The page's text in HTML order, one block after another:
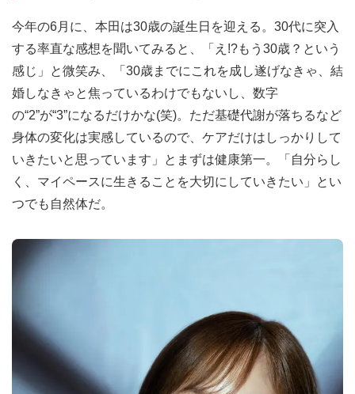
今年の6月に、本田は30歳の誕生日を迎える。30代に突入
する率直な感想を聞いてみると、「え!?もう30歳？という
感じ」と微笑み、「30歳までにこれを成し遂げなきゃ、結
婚しなきゃと焦っているわけでもないし、数字
の“2”が“3”になるだけかな(笑)。ただ基礎代謝が落ちるなど
身体の変化は実感しているので、ケアだけはしっかりして
いきたいと思っています」とまずは健康第一。「自分らし
く、マイペースに生きることを大切にしていきたい」とい
つでも自然体だ。